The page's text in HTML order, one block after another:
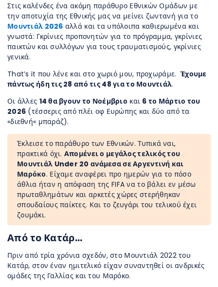
Στις καλένδες ένα ακόμη παράθυρο Εθνικών Ομάδων με
την αποτυχία της Εθνικής μας να μείνει ζωντανή για το
Μουντιάλ 2026 αλλά και τα υπόλοιπα καθιερωμένα και
γνωστά: Γκρίνιες προπονητών για το πρόγραμμα, γκρίνιες
παικτών και συλλόγων για τους τραυματισμούς, γκρίνιες
γενικά.
That’s it που λένε και στο χωριό μου, προχωράμε. Έχουμε
πάντως ήδη τις 28 από τις 48 για το Μουντιάλ.
Οι άλλες 14 θα βγουν το Νοέμβριο και 6 το Μάρτιο του
2026 (τέσσερις από πλέι οφ Ευρώπης και δύο από τα
«διεθνή« μπαράζ).
Έκλεισε το παράθυρο των Εθνικών. Τυπικά ναι,
πρακτικά όχι. Απομένει ο μεγάλος τελικός του
Μουντιάλ Under 20 ανάμεσα σε Αργεντινή και
Μαρόκο. Είχαμε αναφέρει προ ημερών για το πόσο
άθλια ήταν η απόφαση της FIFA να το βάλει εν μέσω
πρωταθλημάτων και αρκετές χώρες στερήθηκαν
σπουδαίους παίκτες. Και το ζευγάρι του τελικού έχει
ζουμάκι.
Από το Κατάρ…
Πριν από τρία χρόνια σχεδόν, στο Μουντιάλ 2022 του
Κατάρ, στον έναν ημιτελικό είχαν συναντηθεί οι ανδρικές
ομάδες της Γαλλίας και του Μαρόκο.